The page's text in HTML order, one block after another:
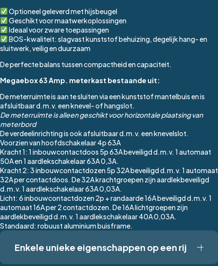
Optioneel geleverd met hijsbeugel
Geschikt voor maatwerkoplossingen
Ideaal voor zware toepassingen
BOS-kwaliteit: slagvast kunststof behuizing, degelijk hang- en
sluitwerk, veilig en duurzaam
De perfecte balans tussen compactheid en capaciteit.
Megaebox 63 Amp. meterkast bestaande uit:
De meterruimte is aan te sluiten via een kunststof mantelbuis en is
afsluitbaar d.m.v. een knevel- of hangslot.
De meterruimte is alleen geschikt voor horizontale plaatsing van
meterbord
De verdeelinrichting is ook afsluitbaar d.m.v. een knevelslot.
Voorzien van hoofdschakelaar 4p 63A
Kracht 1: 1 inbouwcontactdoos 5p 63A beveiligd d.m.v. 1 automaat
50A en 1 aardlekschakelaar 63A 0,3A.
Kracht 2: 3 inbouwcontactdozen 5p 32A beveiligd d.m.v. 1 automaat
32A per contactdoos. De 32A krachtgroepen zijn aardlekbeveiligd
d.m.v. 1 aardlekschakelaar 63A 0,03A.
Licht: 6 inbouwcontactdozen 2p + randaarde 16A beveiligd d.m.v. 1
automaat 16A per 2 contactdozen. De 16A lichtgroepen zijn
aardlekbeveiligd d.m.v. 1 aardlekschakelaar 40A 0,03A.
Standaard: robuust aluminium buisframe.
Enkele unieke eigenschappen op een rij